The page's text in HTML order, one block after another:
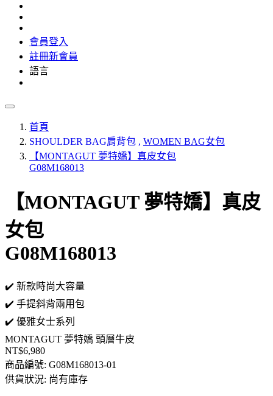
會員登入
註冊新會員
語言
首頁
SHOULDER BAG肩背包 , WOMEN BAG女包
【MONTAGUT 夢特嬌】真皮女包
G08M168013
【MONTAGUT 夢特嬌】真皮
女包
G08M168013
✔️ 新款時尚大容量
✔️ 手提斜背兩用包
✔️ 優雅女士系列
MONTAGUT 夢特嬌 頭層牛皮
NT$6,980
商品編號: G08M168013-01
供貨狀況: 尚有庫存